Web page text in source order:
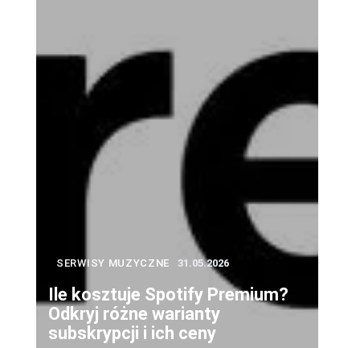
SERWISY MUZYCZNE 31.05.2026
Ile kosztuje Spotify Premium?
Odkryj różne warianty
subskrypcji i ich ceny